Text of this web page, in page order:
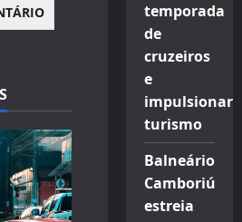
temporada
de
cruzeiros
e
impulsionar
turismo
Balneário
Camboriú
estreia